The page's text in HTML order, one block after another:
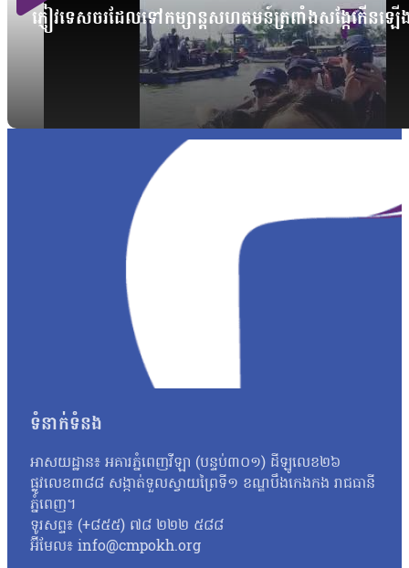
ភ្ញៀវទេសចរដែលទៅកម្សាន្តសហគមន៍ត្រពាំងសង្កែកើនឡើ
ទំនាក់ទំនង
អាសយដ្ឋាន៖ អគារភ្នំពេញវីឡា (បន្ទប់៣០១) ដីឡូលេខ២៦
ផ្លូវលេខ៣៨៨ សង្កាត់ទួលស្វាយព្រៃទី១ ខណ្ឌបឹងកេងកង រាជធានី
ភ្នំពេញ។
ទូរសព្ទ៖ (+៨៥៥) ៧៨ ២២២ ៥៨៨
អ៊ីមែល៖ info@cmpokh.org